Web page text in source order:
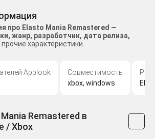
про Elasto Mania Remastered —
жанр, разработчик, дата релиза,
прочие характеристики.
Applook
Совместимость
xbox, windows
Remastered в
/ Xbox